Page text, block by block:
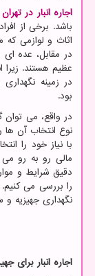
اجاره انبار در تهران
باشد. برخی از
اثاث و لوازمی
در مقابل، عده ای
عظیم هستند. زیرا
در زمینه
بود.
در واقع، می توان
نوع انتخاب آن ها
با نیاز خود را
مالی رو به رو
دقیق شرایط و
را بررسی می
نگهداری جهیزیه و
اجاره انبار برای